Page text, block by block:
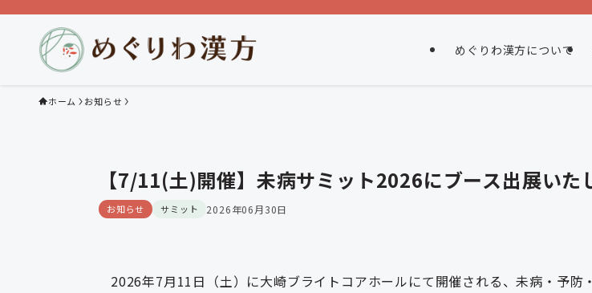
めぐりわ漢方について
ホーム お知らせ
【7/11(土)開催】未病サミット2026にブース出展いた
お知らせ サミット 2026年06月30日
2026年7月11日（土）に大崎ブライトコアホールにて開催される、未病・予